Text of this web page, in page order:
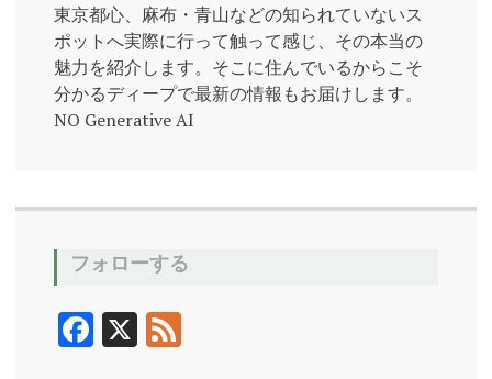
東京都心、麻布・青山などの知られていないス
ポットへ実際に行って触って感じ、その本当の
魅力を紹介します。そこに住んでいるからこそ
分かるディープで最新の情報もお届けします。
NO Generative AI
フォローする
F X F